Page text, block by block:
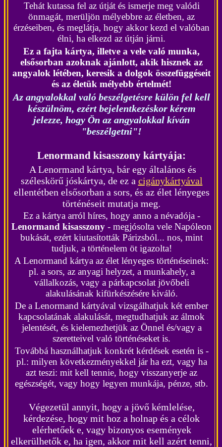
Tehát kutassa fel az útját és ismerje meg valódi
önmagát, merüljön mélyebbre az életben, az
érzéseiben, és meglátja, hogy akkor kezd el valóban
élni, ha elkezd az útján járni.
Ez a fajta kártya, illetve a vele való munka,
elsősorban azoknak ajánlott, akik hisznek az
angyalok létében, keresik a dolgok összefüggéseit
és az életük mélyebb értelmét!
Az angyalokkal való beszélgetésre külön fel kell
készülnöm, ezért bejelentkezéskor kérem
jelezze, hogy Ön az angyalokkal kíván
"beszélgetni"!
Lenormand kisasszony kártyája:
A Lenormand kártya, bár egy általános és
széleskörű jóskártya, de ez a cigánykártyával
ellentétben elsősorban a sors, és az élet lényeges
történéseit mutatja meg.
Ez a kártya arról híres, hogy anno a névadója -
Lenormand kisasszony - megjósolta vele Napóleon
bukását, ezért kiutasították Párizsból... nos, mint
tudjuk, a történelem öt igazolta!
A Lenormand kártya az élet lényeges történéseinek:
pl. a sors, az anyagi helyzet, a munkahely, a
vállalkozás, vagy a párkapcsolat jövőbeli
alakulásának kifürkészésére kiváló.
De a Lenormand kártyával vizsgálhatjuk két ember
kapcsolatának alakulását, megtudhatjuk az álmok
jelentését, és kielemezhetjük az Önnel és/vagy a
szeretteivel való történéseket is.
Továbbá használhatjuk konkrét kérdések esetén is -
pl.: milyen következményekkel jár ha ezt, vagy ha
azt teszi: mit kell tennie, hogy visszanyerje az
egészségét, vagy hogy legyen munkája, pénze, stb.
Végezetül annyit, hogy a jövő kémlelése,
kérdezése, hogy mit hoz a holnap és a célok
elérhetőek e, vagy bizonyos események
elkerülhetők e, ha igen, akkor mit kell azért tenni,